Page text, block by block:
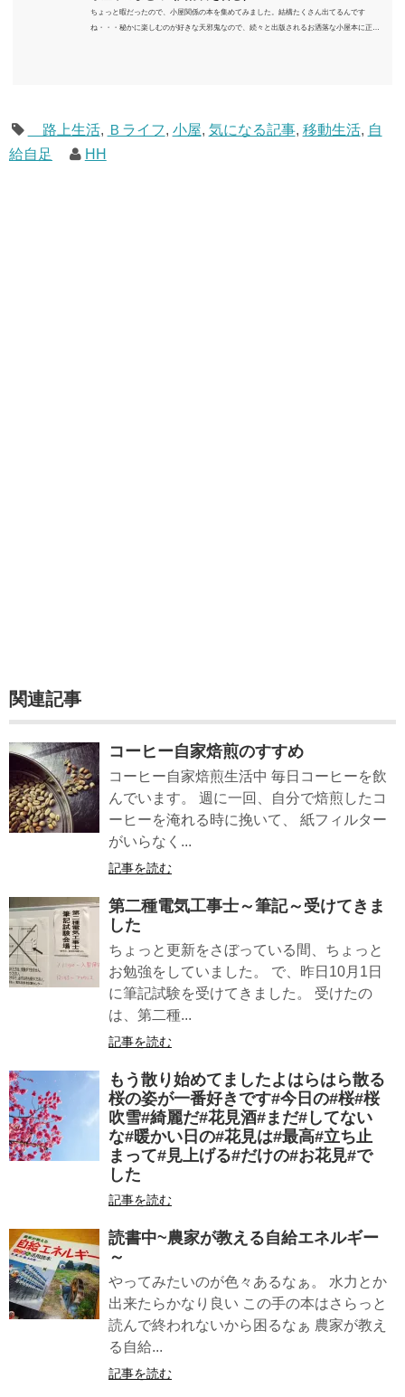
ちょっと暇だったので、小屋関係の本を集めてみました。結構たくさん出てるんです
ね・・・秘かに楽しむのが好きな天邪鬼なので、続々と出版されるお洒落な小屋本に正直
路上生活, Ｂライフ, 小屋, 気になる記事, 移動生活, 自
給自足
HH
関連記事
コーヒー自家焙煎のすすめ
コーヒー自家焙煎生活中 毎日コーヒーを飲
んでいます。 週に一回、自分で焙煎したコ
ーヒーを淹れる時に挽いて、 紙フィルター
がいらなく...
記事を読む
第二種電気工事士～筆記～受けてきま
した
ちょっと更新をさぼっている間、ちょっと
お勉強をしていました。 で、昨日10月1日
に筆記試験を受けてきました。 受けたの
は、第二種...
記事を読む
もう散り始めてましたよはらはら散る
桜の姿が一番好きです#今日の#桜#桜
吹雪#綺麗だ#花見酒#まだ#してない
な#暖かい日の#花見は#最高#立ち止
まって#見上げる#だけの#お花見#で
した
記事を読む
読書中~農家が教える自給エネルギー
～
やってみたいのが色々あるなぁ。 水力とか
出来たらかなり良い この手の本はさらっと
読んで終われないから困るなぁ 農家が教え
る自給...
記事を読む